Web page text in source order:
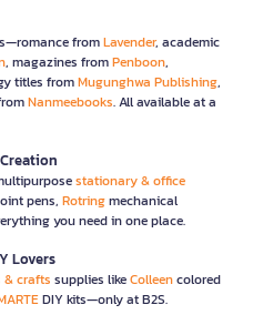
fromLavender, academic
, magazines fromPenboon,
titles fromMugunghwa Publishing,
Nanmeebooks. All available at a
stationary & office
pens, Rotringmechanical
you need in one place.
Lovers
& crafts supplies likeColleencolored
DIY kits—only at B2S.